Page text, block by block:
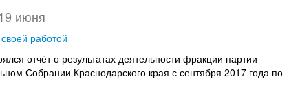
19 июня
работой
отчёт о результатах деятельности фракции партии
Собрании Краснодарского края с сентября 2017 года по